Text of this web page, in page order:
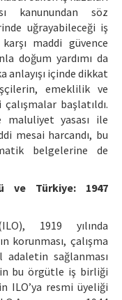
kanunundan söz
uğrayabileceği iş
maddi güvence
doğum yardımı da
anlayışı içinde dikkat
emeklilik ve
başlatıldı.
maluliyet yasası ile
mesai harcandı, bu
belgelerine de
ve Türkiye: 1947
1919 yılında
korunması, çalışma
adaletin sağlanması
bu örgütle iş birliği
ILO’ya resmi üyeliği